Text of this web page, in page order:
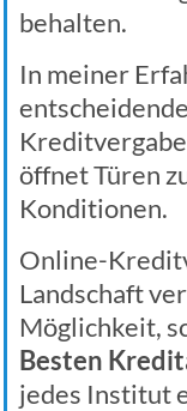
behalten.
In meiner
öffnet Türen
Konditionen.
Online-
Landschaft
Möglichkeit,
Besten
jedes Institut